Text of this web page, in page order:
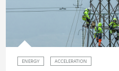
ENERGY ACCELERATION